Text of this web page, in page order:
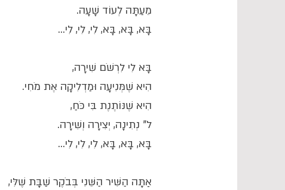
מֵעַתָּה לְעוֹד שָׁעָה.
בָּא, בָּא, בָּא, לִי, לִי, לִי...
בָּא לִי לִרְשֹׁם שִׁירָה,
הִיא שֶׁמְּנִיעָה וּמַדְלִיקָה אֶת מֹחִי.
הִיא שֶׁנּוֹתֶנֶת בִּי כֹּחַ,
ל" נְתִינָה, יְצִירָה וְשִׁירָה.
בָּא, בָּא, בָּא, לִי, לִי, לִי...
אַתָּה הַשִּׁיר הַשֵּׁנִי בְּבֹקֶר שַׁבָּת שֶׁלִּי,